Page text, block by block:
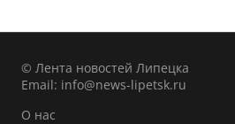
© Лента новостей Липецка
Email: info@news-lipetsk.ru
О нас